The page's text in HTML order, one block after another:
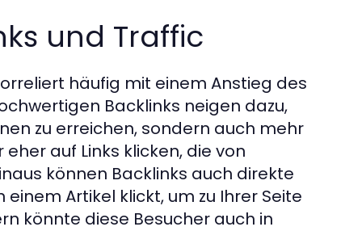
und Traffic
häufig mit einem Anstieg des
Backlinks neigen dazu,
zu erreichen, sondern auch mehr
auf Links klicken, die von
können Backlinks auch direkte
Artikel klickt, um zu Ihrer Seite
könnte diese Besucher auch in